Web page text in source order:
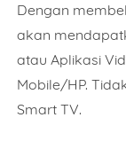
Dengan
akan
atau Aplikasi
Mobile/HP.
Smart TV.
Total